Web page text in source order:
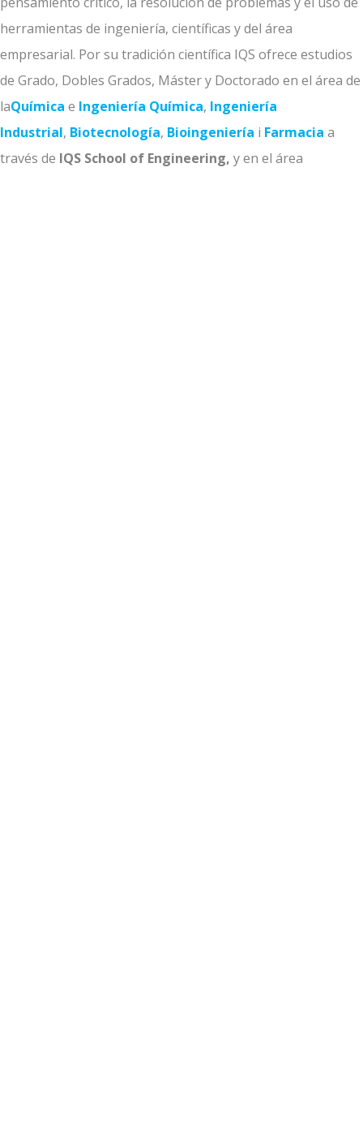
herramientas de ingeniería, científicas y del área
empresarial. Por su tradición científica IQS ofrece estudios
de Grado, Dobles Grados, Máster y Doctorado en el área de
laQuímica e Ingeniería Química, Ingeniería
Industrial, Biotecnología, Bioingeniería i Farmacia a
través de IQS School of Engineering, y en el área